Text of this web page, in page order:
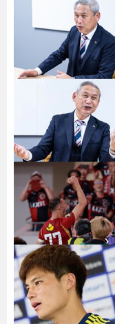
・
、
？